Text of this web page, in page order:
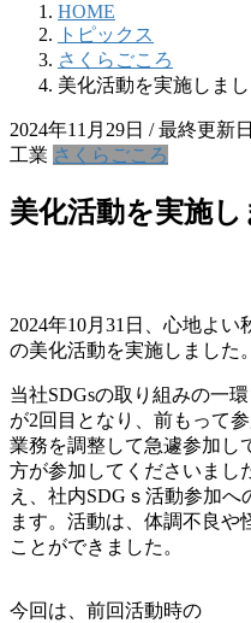
HOME
トピックス
さくらごころ
美化活動を実施しま
2024年11月29日 / 最終更新
工業 さくらごころ
美化活動を実施し
2024年10月31日、心地よ
の美化活動を実施しました。
当社SDGsの取り組みの一
が2回目となり、前もって
業務を調整して急遽参加し
方が参加してくださいまし
え、社内SDGｓ活動参加
ます。活動は、体調不良や
ことができました。
今回は、前回活動時の